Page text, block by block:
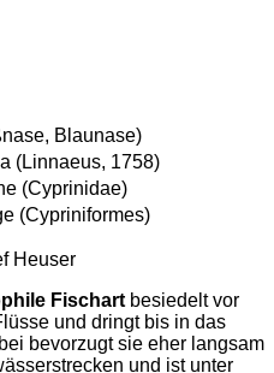
Blaunase)
(Linnaeus, 1758)
(Cyprinidae)
(Cypriniformes)
Fischart besiedelt vor
und dringt bis in das
bevorzugt sie eher langsam
und ist unter